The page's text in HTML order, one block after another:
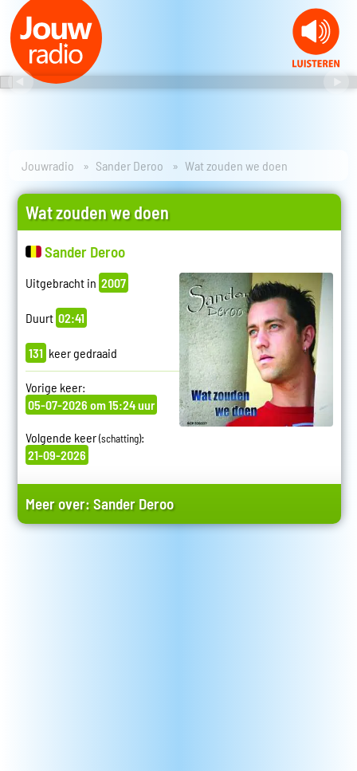
Jouwradio Sander Deroo Wat zouden we doen
Wat zouden we doen
Sander Deroo
Uitgebracht in 2007
Duurt 02:41
131 keer gedraaid
Vorige keer:
05-07-2026 om 15:24 uur
Volgende keer(schatting):
21-09-2026
Meer over:Sander Deroo